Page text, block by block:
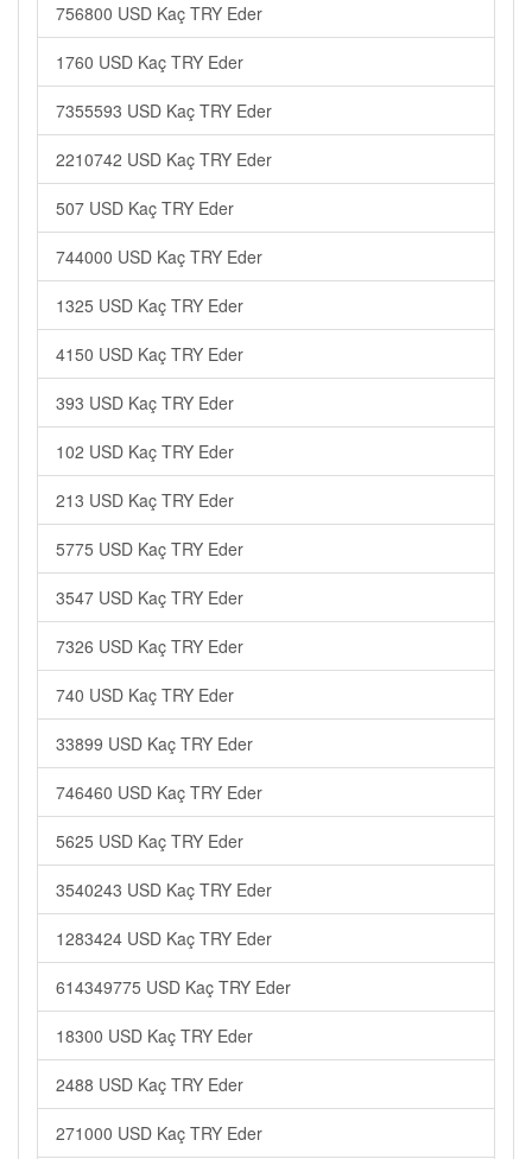
756800 USD Kaç TRY Eder
1760 USD Kaç TRY Eder
7355593 USD Kaç TRY Eder
2210742 USD Kaç TRY Eder
507 USD Kaç TRY Eder
744000 USD Kaç TRY Eder
1325 USD Kaç TRY Eder
4150 USD Kaç TRY Eder
393 USD Kaç TRY Eder
102 USD Kaç TRY Eder
213 USD Kaç TRY Eder
5775 USD Kaç TRY Eder
3547 USD Kaç TRY Eder
7326 USD Kaç TRY Eder
740 USD Kaç TRY Eder
33899 USD Kaç TRY Eder
746460 USD Kaç TRY Eder
5625 USD Kaç TRY Eder
3540243 USD Kaç TRY Eder
1283424 USD Kaç TRY Eder
614349775 USD Kaç TRY Eder
18300 USD Kaç TRY Eder
2488 USD Kaç TRY Eder
271000 USD Kaç TRY Eder